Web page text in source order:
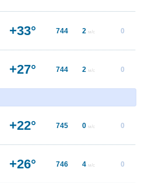
+33° 744 2 м/с 0
+27° 744 2 м/с 0
+22° 745 0 м/с 0
+26° 746 4 м/с 0